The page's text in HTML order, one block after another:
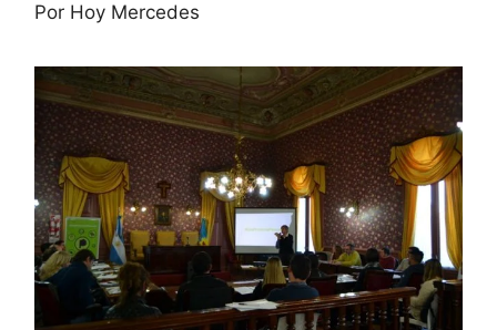
Por Hoy Mercedes